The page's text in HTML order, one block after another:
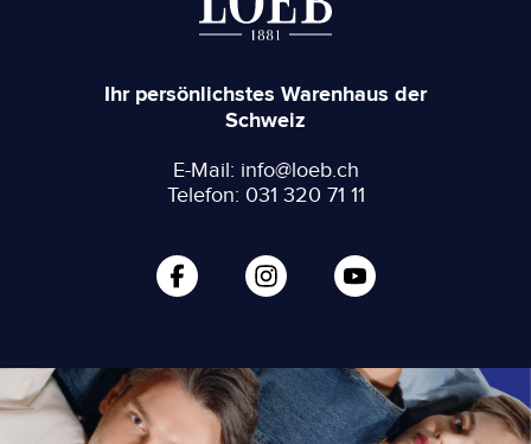
Ihr persönlichstes Warenhaus der
Schweiz
E-Mail: info@loeb.ch
Telefon: 031 320 71 11